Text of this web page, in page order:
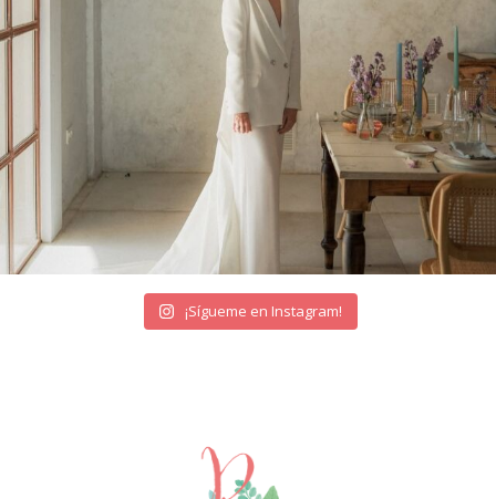
¡Sígueme en Instagram!